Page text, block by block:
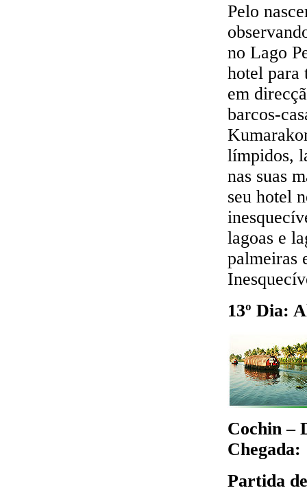
Pelo
no Lago
hotel para
em
barcos-
límpidos,
nas suas
seu hotel
lagoas e
palmeiras
13º Dia:
Cochin –
Chegada:
Partida